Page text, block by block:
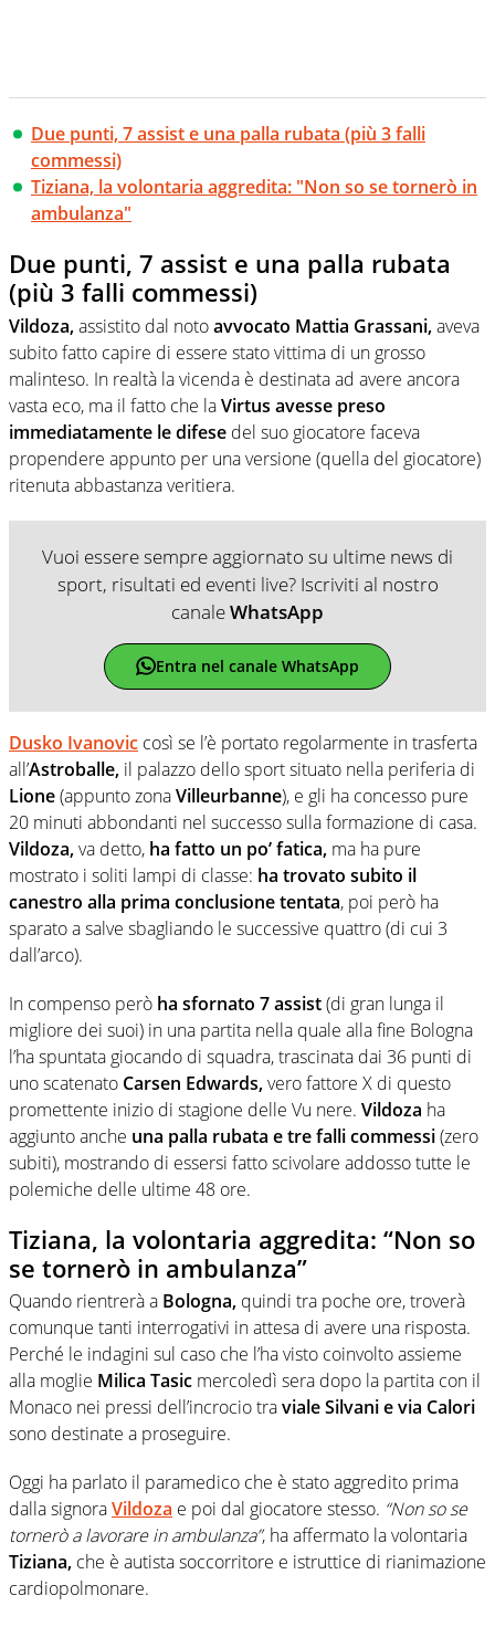
Due punti, 7 assist e una palla rubata (più 3 falli
commessi)
Tiziana, la volontaria aggredita: "Non so se tornerò in
ambulanza"
Due punti, 7 assist e una palla rubata
(più 3 falli commessi)
Vildoza,assistito dal notoavvocato Mattia Grassani,aveva
subito fatto capire di essere stato vittima di un grosso
malinteso. In realtà la vicenda è destinata ad avere ancora
vasta eco, ma il fatto che laVirtus avesse preso
immediatamente le difese del suo giocatore faceva
propendere appunto per una versione (quella del giocatore)
ritenuta abbastanza veritiera.
Vuoi essere sempre aggiornato su ultime news di
sport, risultati ed eventi live? Iscriviti al nostro
canaleWhatsApp
Entra nel canale WhatsApp
Dusko Ivanovic così se l’è portato regolarmente in trasferta
all’Astroballe, il palazzo dello sport situato nella periferia di
Lione(appunto zonaVilleurbanne), e gli ha concesso pure
20 minuti abbondanti nel successo sulla formazione di casa.
Vildoza,va detto, ha fatto un po’ fatica, ma ha pure
mostrato i soliti lampi di classe: ha trovato subito il
canestro alla prima conclusione tentata, poi però ha
sparato a salve sbagliando le successive quattro (di cui 3
dall’arco).
In compenso però ha sfornato 7 assist(di gran lunga il
migliore dei suoi) in una partita nella quale alla fine Bologna
l’ha spuntata giocando di squadra, trascinata dai 36 punti di
uno scatenato Carsen Edwards,vero fattore X di questo
promettente inizio di stagione delle Vu nere. Vildoza ha
aggiunto anche una palla rubata e tre falli commessi(zero
subiti), mostrando di essersi fatto scivolare addosso tutte le
polemiche delle ultime 48 ore.
Tiziana, la volontaria aggredita: “Non so
se tornerò in ambulanza”
Quando rientrerà a Bologna, quindi tra poche ore, troverà
comunque tanti interrogativi in attesa di avere una risposta.
Perché le indagini sul caso che l’ha visto coinvolto assieme
alla moglie Milica Tasic mercoledì sera dopo la partita con il
Monaco nei pressi dell’incrocio traviale Silvani e via Calori
sono destinate a proseguire.
Oggi ha parlato il paramedico che è stato aggredito prima
dalla signoraVildoza e poi dal giocatore stesso. “Non so se
tornerò a lavorare in ambulanza”, ha affermato la volontaria
Tiziana, che è autista soccorritore e istruttice di rianimazione
cardiopolmonare.